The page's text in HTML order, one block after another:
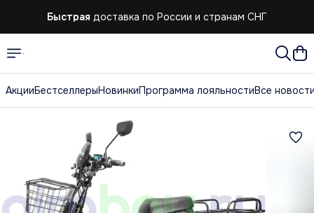
Быстрая доставка по России и странам СНГ
АкцииБестселлерыНовинкиПрограмма лояльностиВсе